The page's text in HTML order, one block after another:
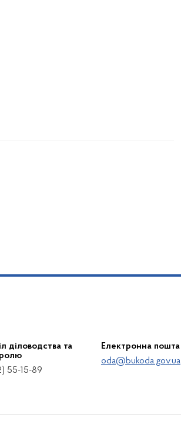
діловодства та
55-15-89
Електронна пошта
oda@bukoda.gov.ua